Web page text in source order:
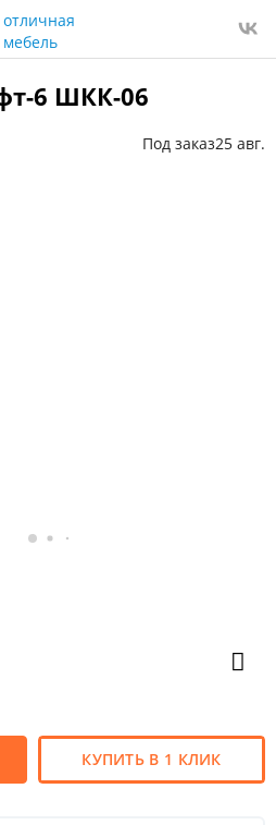
6 ШКК-06
Под заказ25 авг.
КУПИТЬ В 1 КЛИК